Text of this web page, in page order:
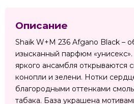
Описание
Shaik W+M 236 Afgano Black –
изысканный парфюм
яркого ансамбля открываются
конопли и зелени. Нотки
благородными оттенками
табака. База украшена